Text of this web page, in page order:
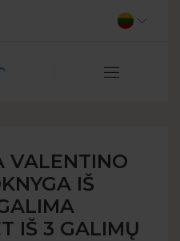
VALENTINO
IŠ
IŠ 3 GALIMŲ